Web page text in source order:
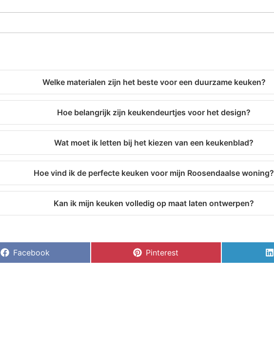
Welke materialen zijn het beste voor een duurzame keuken?
Hoe belangrijk zijn keukendeurtjes voor het design?
Wat moet ik letten bij het kiezen van een keukenblad?
Hoe vind ik de perfecte keuken voor mijn Roosendaalse woning?
Kan ik mijn keuken volledig op maat laten ontwerpen?
Facebook Pinterest